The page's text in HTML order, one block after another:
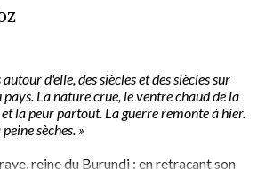
d'elle, des siècles et des siècles sur
pays. La nature crue, le ventre chaud de la
la peur partout. La guerre remonte à hier.
sèches. »
reine du Burundi : en retraçant son